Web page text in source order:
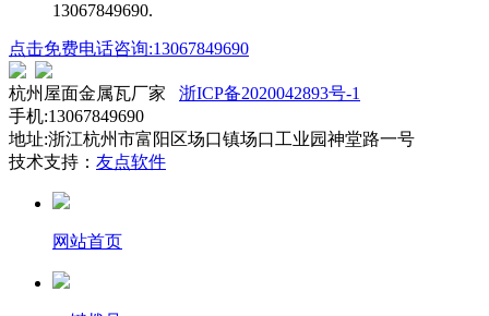
13067849690.
点击免费电话咨询:13067849690
杭州屋面金属瓦厂家 浙ICP备2020042893号-1
手机:13067849690
地址:浙江杭州市富阳区场口镇场口工业园神堂路一号
技术支持： 友点软件
网站首页